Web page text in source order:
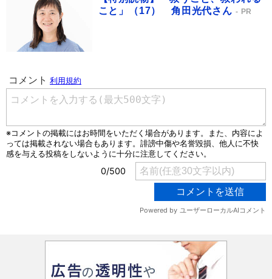
こと」（17） 角田光代さん
PR